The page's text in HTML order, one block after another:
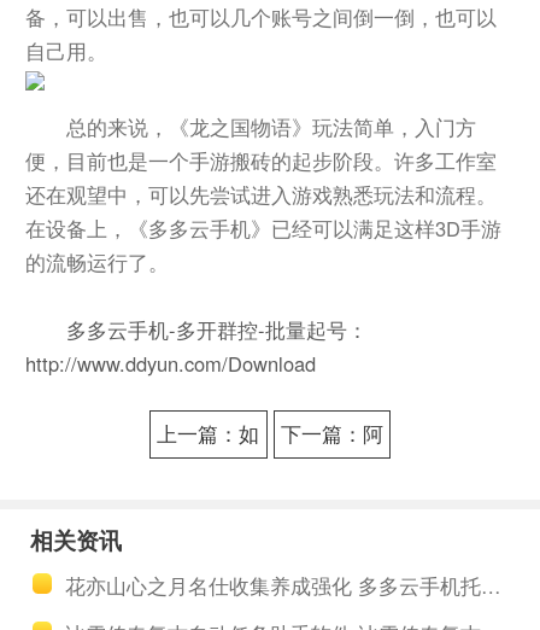
备，可以出售，也可以几个账号之间倒一倒，也可以
自己用。
总的来说，《龙之国物语》玩法简单，入门方
便，目前也是一个手游搬砖的起步阶段。许多工作室
还在观望中，可以先尝试进入游戏熟悉玩法和流程。
在设备上，《多多云手机》已经可以满足这样3D手游
的流畅运行了。
多多云手机-多开群控-批量起号：
http://www.ddyun.com/Download
上一篇：如
下一篇：阿
相关资讯
花亦山心之月名仕收集养成强化 多多云手机托管护肝做日常